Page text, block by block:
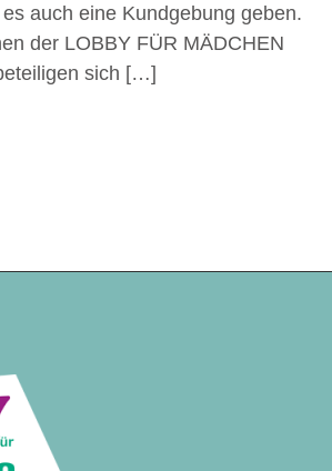
auch eine Kundgebung geben.
der LOBBY FÜR MÄDCHEN
sich […]